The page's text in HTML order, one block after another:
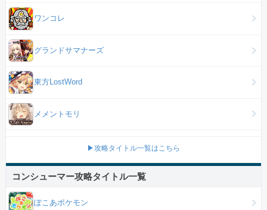
ワンコレ
グランドサマナーズ
東方LostWord
メメントモリ
▶攻略タイトル一覧はこちら
コンシューマー攻略タイトル一覧
ぽこあポケモン